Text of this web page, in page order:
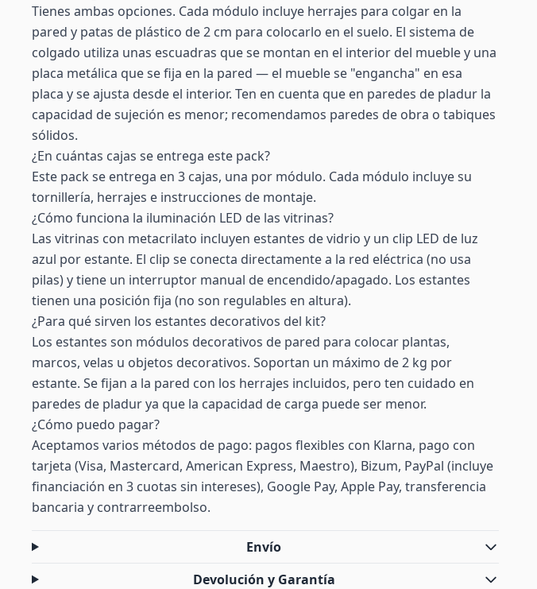
Tienes ambas opciones. Cada módulo incluye herrajes para colgar en la
pared y patas de plástico de 2 cm para colocarlo en el suelo. El sistema de
colgado utiliza unas escuadras que se montan en el interior del mueble y una
placa metálica que se fija en la pared — el mueble se "engancha" en esa
placa y se ajusta desde el interior. Ten en cuenta que en paredes de pladur la
capacidad de sujeción es menor; recomendamos paredes de obra o tabiques
sólidos.
¿En cuántas cajas se entrega este pack?
Este pack se entrega en 3 cajas, una por módulo. Cada módulo incluye su
tornillería, herrajes e instrucciones de montaje.
¿Cómo funciona la iluminación LED de las vitrinas?
Las vitrinas con metacrilato incluyen estantes de vidrio y un clip LED de luz
azul por estante. El clip se conecta directamente a la red eléctrica (no usa
pilas) y tiene un interruptor manual de encendido/apagado. Los estantes
tienen una posición fija (no son regulables en altura).
¿Para qué sirven los estantes decorativos del kit?
Los estantes son módulos decorativos de pared para colocar plantas,
marcos, velas u objetos decorativos. Soportan un máximo de 2 kg por
estante. Se fijan a la pared con los herrajes incluidos, pero ten cuidado en
paredes de pladur ya que la capacidad de carga puede ser menor.
¿Cómo puedo pagar?
Aceptamos varios métodos de pago: pagos flexibles con Klarna, pago con
tarjeta (Visa, Mastercard, American Express, Maestro), Bizum, PayPal (incluye
financiación en 3 cuotas sin intereses), Google Pay, Apple Pay, transferencia
bancaria y contrarreembolso.
Envío
Devolución y Garantía